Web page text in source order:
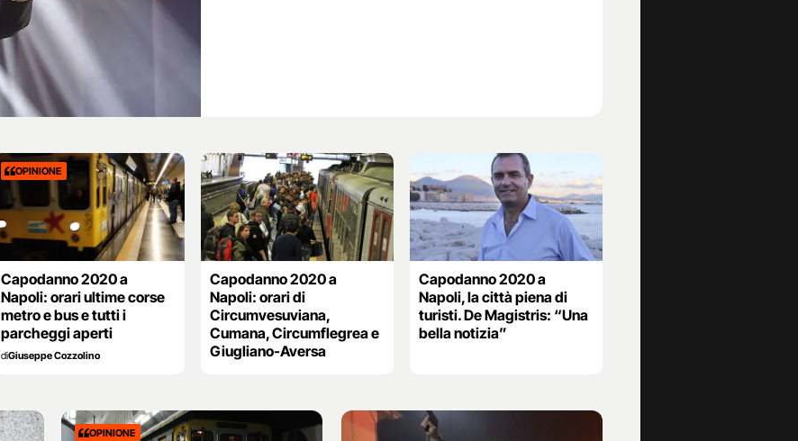
OPINIONE
Capodanno 2020 a
Napoli: orari ultime corse
metro e bus e tutti i
parcheggi aperti
diGiuseppe Cozzolino
Capodanno 2020 a
Napoli: orari di
Circumvesuviana,
Cumana, Circumflegrea e
Giugliano-Aversa
Capodanno 2020 a
Napoli, la città piena di
turisti. De Magistris: “Una
bella notizia”
OPINIONE